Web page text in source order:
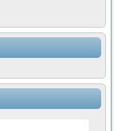
математического
измерителя ВАХ
генератора сигналов -
модуля с высоким
радиолокационного
уравнений состояния для